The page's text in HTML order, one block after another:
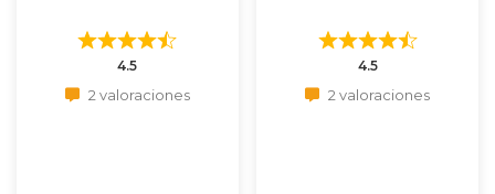
4.5
2 valoraciones
4.5
2 valoraciones